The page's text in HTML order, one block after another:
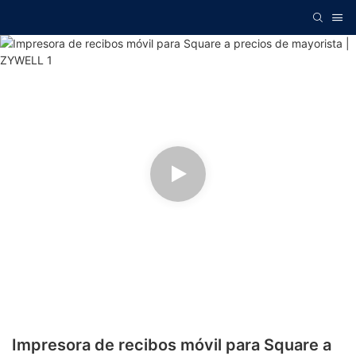
Impresora de recibos móvil para Square a